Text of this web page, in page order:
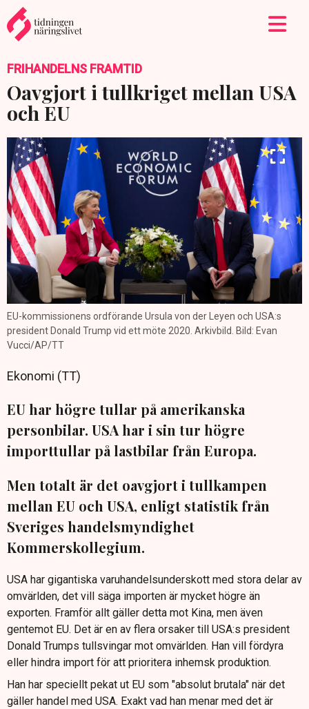
FRIHANDELNS FRAMTID
Oavgjort i tullkriget mellan USA
och EU
EU-kommissionens ordförande Ursula von der Leyen och USA:s
president Donald Trump vid ett möte 2020. Arkivbild. Bild: Evan
Vucci/AP/TT
Ekonomi (TT)
EU har högre tullar på amerikanska
personbilar. USA har i sin tur högre
importtullar på lastbilar från Europa.
Men totalt är det oavgjort i tullkampen
mellan EU och USA, enligt statistik från
Sveriges handelsmyndighet
Kommerskollegium.
USA har gigantiska varuhandelsunderskott med stora delar av
omvärlden, det vill säga importen är mycket högre än
exporten. Framför allt gäller detta mot Kina, men även
gentemot EU. Det är en av flera orsaker till USA:s president
Donald Trumps tullsvingar mot omvärlden. Han vill fördyra
eller hindra import för att prioritera inhemsk produktion.
Han har speciellt pekat ut EU som "absolut brutala" när det
gäller handel med USA. Exakt vad han menar med det är